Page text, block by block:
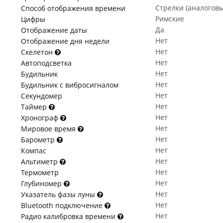
Способ отображения времени
Стрелки
Цифры
Римские
Отображение даты
Да
Отображение дня недели
Нет
Скелетон
Нет
Автоподсветка
Нет
Будильник
Нет
Будильник с вибросигналом
Нет
Секундомер
Нет
Таймер
Нет
Хронограф
Нет
Мировое время
Нет
Барометр
Нет
Компас
Нет
Альтиметр
Нет
Термометр
Нет
Глубиномер
Нет
Указатель фазы луны
Нет
Bluetooth подключение
Нет
Радио калибровка времени
Нет